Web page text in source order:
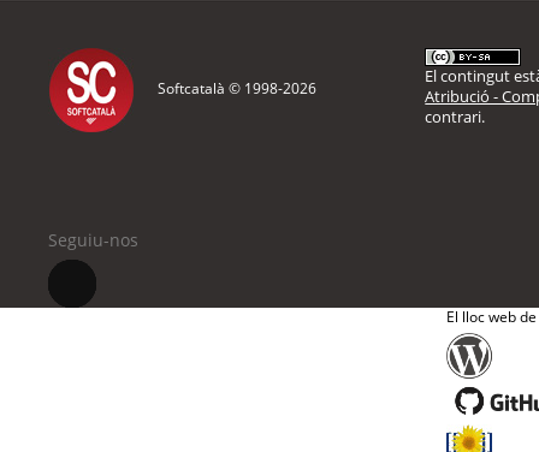
Softcatalà © 1998-2026
El contingut
Atribució -
contrari.
Seguiu-nos
El lloc web